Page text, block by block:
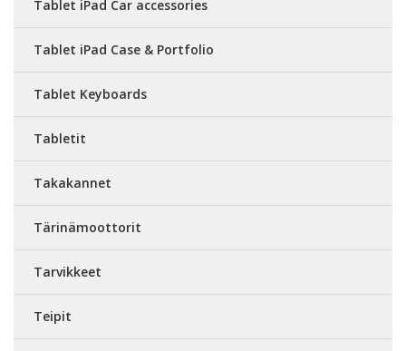
Tablet iPad Car accessories
Tablet iPad Case & Portfolio
Tablet Keyboards
Tabletit
Takakannet
Tärinämoottorit
Tarvikkeet
Teipit